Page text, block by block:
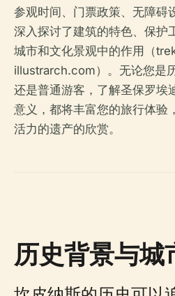
参观时间、门票政策、无障
深入探讨了建筑的特色、保护
城市和文化景观中的作用（
illustrarch.com）。无论您是
还是普通游客，了解圣保罗埃
意义，都将丰富您的旅行体验
活力的遗产的欣赏。
历史背景与城